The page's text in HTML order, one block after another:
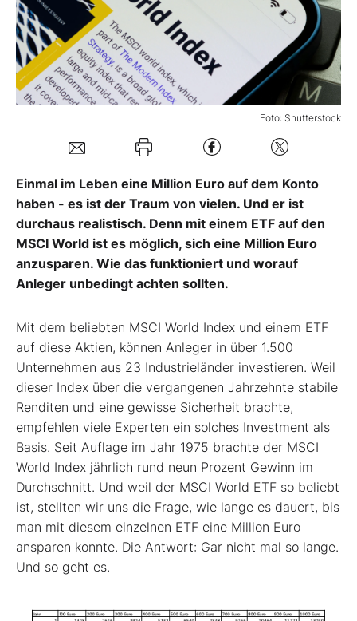
Mein B:O
Mein Konto
Folgen Sie uns
Kontakt
Foto: Shutterstock
Einmal im Leben eine Million Euro auf dem Konto
haben - es ist der Traum von vielen. Und er ist
durchaus realistisch. Denn mit einem ETF auf den
MSCI World ist es möglich, sich eine Million Euro
anzusparen. Wie das funktioniert und worauf
Anleger unbedingt achten sollten.
Mit dem beliebten MSCI World Index und einem ETF
auf diese Aktien, können Anleger in über 1.500
Unternehmen aus 23 Industrieländer investieren. Weil
dieser Index über die vergangenen Jahrzehnte stabile
Renditen und eine gewisse Sicherheit brachte,
empfehlen viele Experten ein solches Investment als
Basis. Seit Auflage im Jahr 1975 brachte der MSCI
World Index jährlich rund neun Prozent Gewinn im
Durchschnitt. Und weil der MSCI World ETF so beliebt
ist, stellten wir uns die Frage, wie lange es dauert, bis
man mit diesem einzelnen ETF eine Million Euro
ansparen konnte. Die Antwort: Gar nicht mal so lange.
Und so geht es.